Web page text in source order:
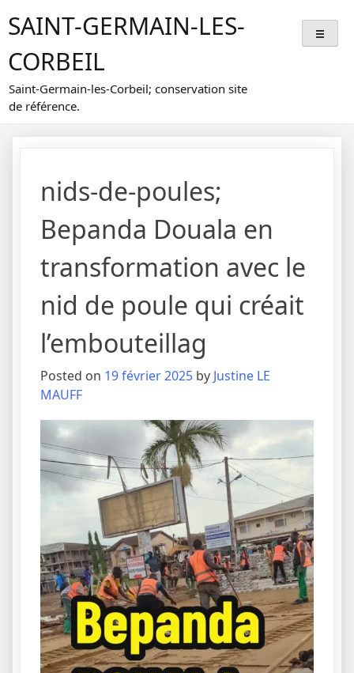
toSAINT-GERMAIN-LES-
CORBEIL
Saint-Germain-les-Corbeil; conservation site
de référence.
nids-de-poules;
Bepanda Douala en
transformation avec le
nid de poule qui créait
l’embouteillag
Posted on 19 février 2025 by Justine LE
MAUFF